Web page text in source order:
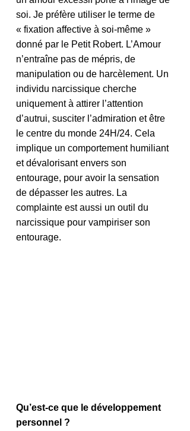
soi. Je préfère utiliser le terme de
« fixation affective à soi-même »
donné par le Petit Robert. L’Amour
n’entraîne pas de mépris, de
manipulation ou de harcèlement. Un
individu narcissique cherche
uniquement à attirer l’attention
d’autrui, susciter l’admiration et être
le centre du monde 24H/24. Cela
implique un comportement humiliant
et dévalorisant envers son
entourage, pour avoir la sensation
de dépasser les autres. La
complainte est aussi un outil du
narcissique pour vampiriser son
entourage.
Qu’est-ce que le développement
personnel ?